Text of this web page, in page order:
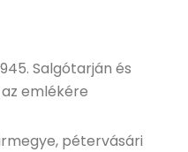
Salgótarján és
emlékére
pétervásári